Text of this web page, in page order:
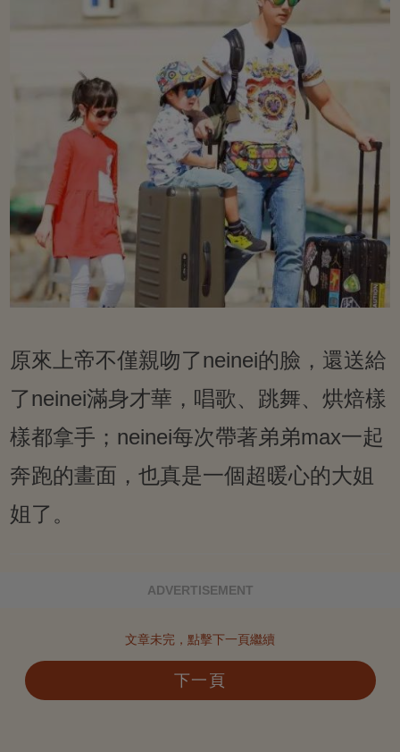
原來上帝不僅親吻了neinei的臉，還送給
了neinei滿身才華，唱歌、跳舞、烘焙樣
樣都拿手；neinei每次帶著弟弟max一起
奔跑的畫面，也真是一個超暖心的大姐
姐了。
ADVERTISEMENT
文章未完，點擊下一頁繼續
下一頁